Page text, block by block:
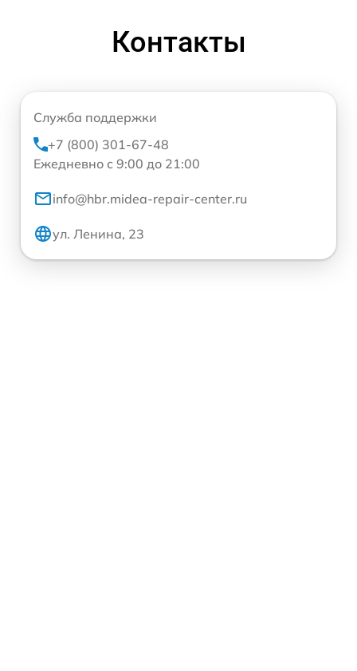
Контакты
Служба поддержки
+7 (800) 301-67-48
Ежедневно с 9:00 до 21:00
info@hbr.midea-repair-center.ru
ул. Ленина, 23